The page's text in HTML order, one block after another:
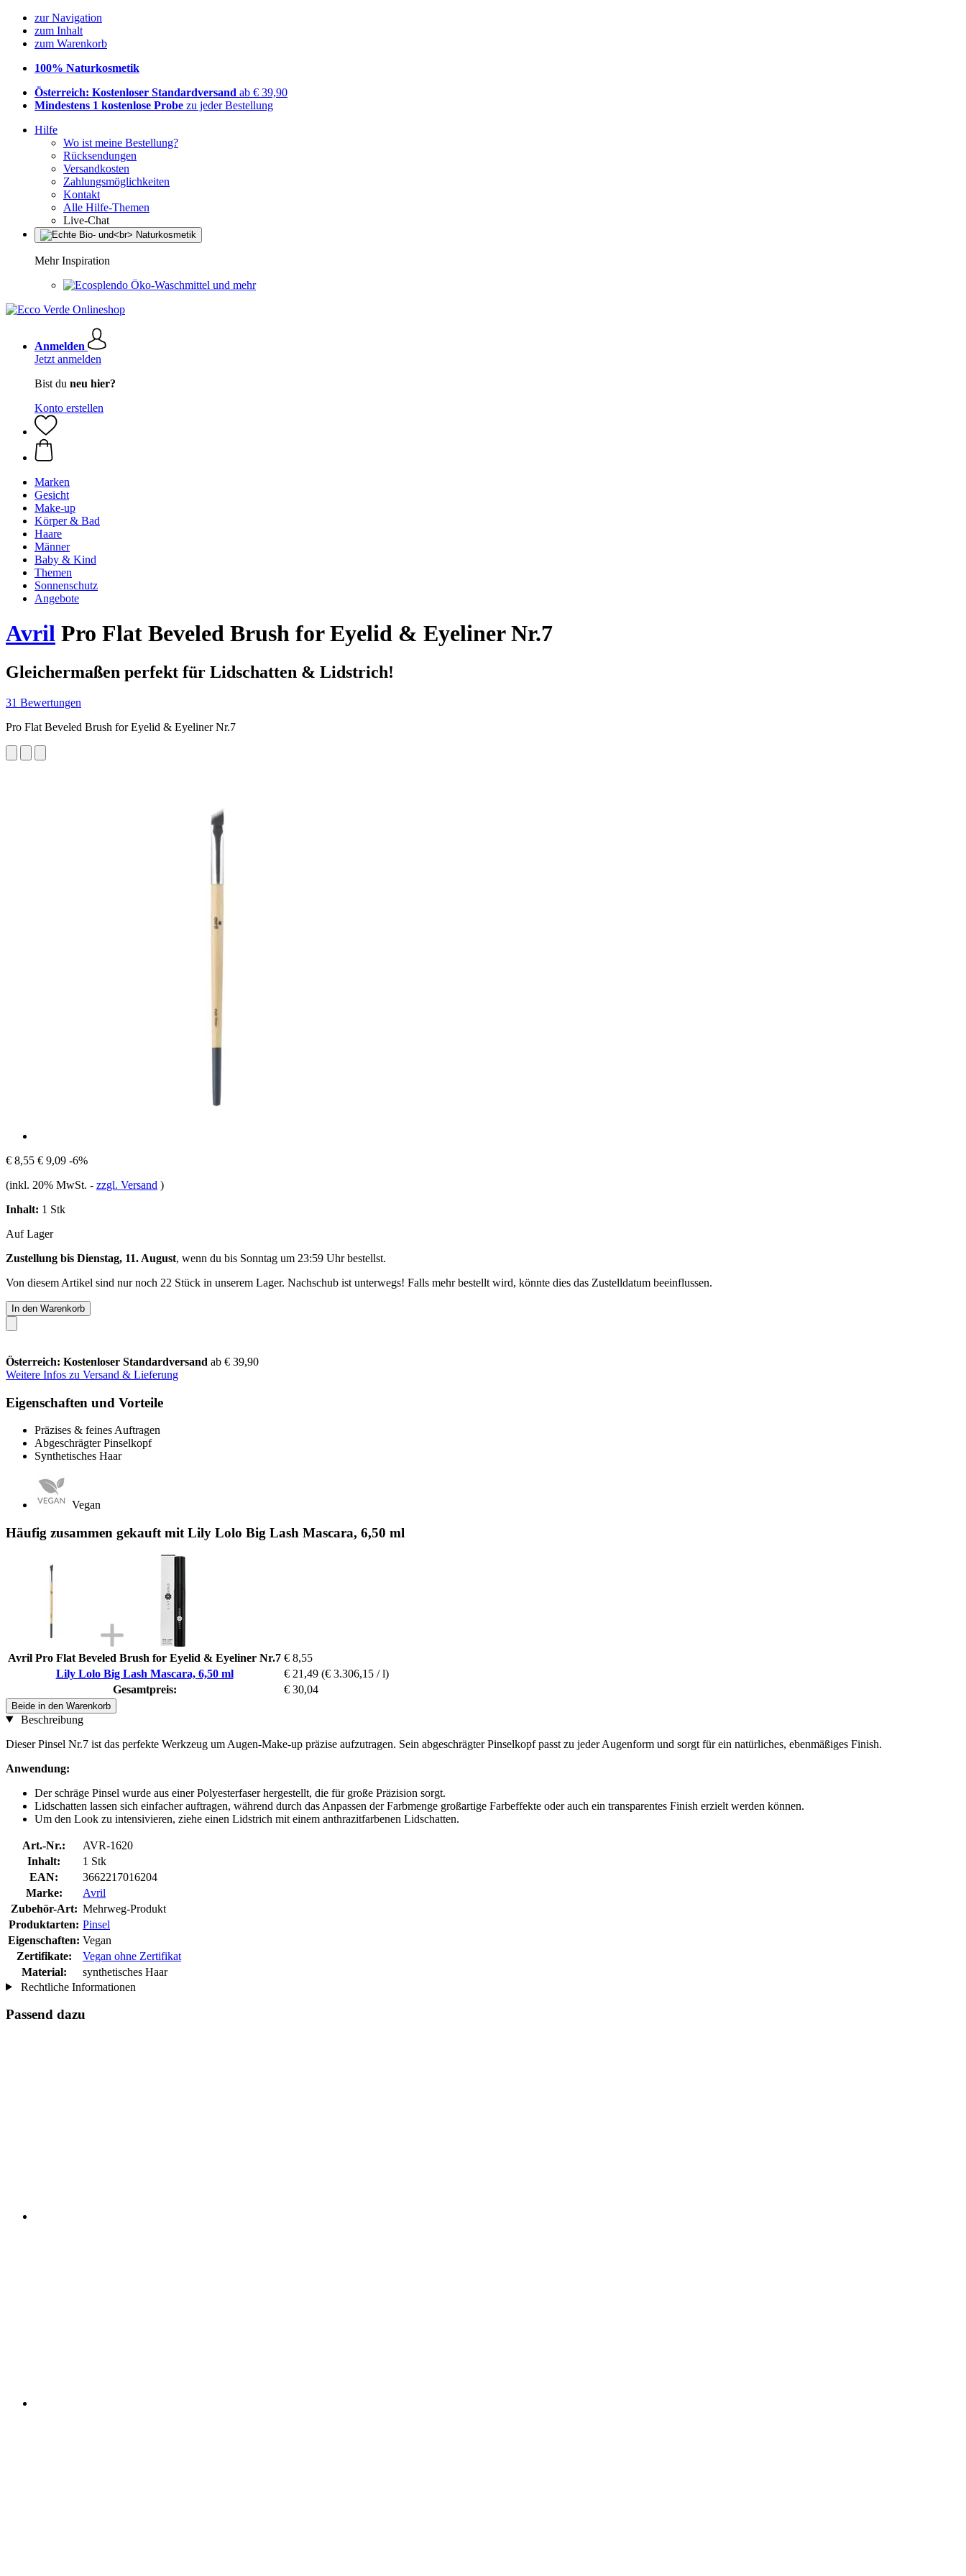
zur Navigation
zum Inhalt
zum Warenkorb
100% Naturkosmetik
Österreich: Kostenloser Standardversand ab € 39,90
Mindestens 1 kostenlose Probe zu jeder Bestellung
Hilfe
Wo ist meine Bestellung?
Rücksendungen
Versandkosten
Zahlungsmöglichkeiten
Kontakt
Alle Hilfe-Themen
Live-Chat
Mehr Inspiration
Öko-Waschmittel und mehr
Anmelden
Jetzt anmelden
Bist du neu hier?
Konto erstellen
Marken
Gesicht
Make-up
Körper & Bad
Haare
Männer
Baby & Kind
Themen
Sonnenschutz
Angebote
Avril Pro Flat Beveled Brush for Eyelid & Eyeliner Nr.7
Gleichermaßen perfekt für Lidschatten & Lidstrich!
31 Bewertungen
Pro Flat Beveled Brush for Eyelid & Eyeliner Nr.7
€ 8,55 € 9,09 -6%
(inkl. 20% MwSt. - zzgl. Versand )
Inhalt: 1 Stk
Auf Lager
Zustellung bis Dienstag, 11. August, wenn du bis Sonntag um 23:59 Uhrbestellst.
Von diesem Artikel sind nur noch 22 Stück in unserem Lager. Nachschub ist unterwegs! Falls mehr bestellt wird, könnte dies das Zustelldatum beeinflussen.
In den Warenkorb
Österreich: Kostenloser Standardversand ab € 39,90
Weitere Infos zu Versand & Lieferung
Eigenschaften und Vorteile
Präzises & feines Auftragen
Abgeschrägter Pinselkopf
Synthetisches Haar
Vegan
Häufig zusammen gekauft mit Lily Lolo Big Lash Mascara, 6,50 ml
Avril Pro Flat Beveled Brush for Eyelid & Eyeliner Nr.7 € 8,55
Lily Lolo Big Lash Mascara, 6,50 ml
€ 21,49 (€ 3.306,15 / l)
Gesamtpreis:
€ 30,04
Beide in den Warenkorb
Beschreibung
Dieser Pinsel Nr.7 ist das perfekte Werkzeug um Augen-Make-up präzise aufzutragen. Sein abgeschrägter Pinselkopf passt zu jeder Augenform und sorgt für ein natürliches, ebenmäßiges Finish.
Anwendung:
Der schräge Pinsel wurde aus einer Polyesterfaser hergestellt, die für große Präzision sorgt.
Lidschatten lassen sich einfacher auftragen, während durch das Anpassen der Farbmenge großartige Farbeffekte oder auch ein transparentes Finish erzielt werden können.
Um den Look zu intensivieren, ziehe einen Lidstrich mit einem anthrazitfarbenen Lidschatten.
Art.-Nr.:
AVR-1620
Inhalt:
1 Stk
EAN:
3662217016204
Marke:
Avril
Zubehör-Art: Mehrweg-Produkt
Produktarten: Pinsel
Eigenschaften: Vegan
Zertifikate:
Vegan ohne Zertifikat
Material:
synthetisches Haar
Rechtliche Informationen
Passend dazu